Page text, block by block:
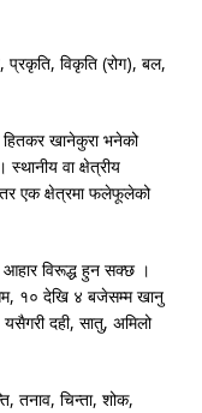
प्रकृति, विकृति (रोग), बल,
हितकर खानेकुरा भनेको
वा क्षेत्रीय
एक क्षेत्रमा फलेफूलेको
विरूद्ध हुन सक्छ ।
१० देखि ४ बजेसम्म खानु
दही, सातु, अमिलो
तनाव, चिन्ता, शोक,